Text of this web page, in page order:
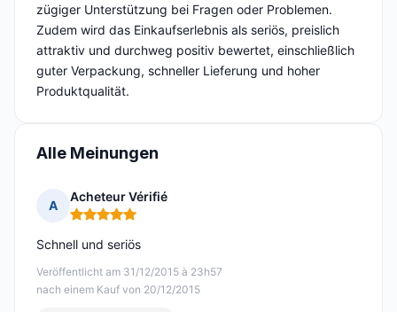
zügiger Unterstützung bei Fragen oder Problemen.
Zudem wird das Einkaufserlebnis als seriös, preislich
attraktiv und durchweg positiv bewertet, einschließlich
guter Verpackung, schneller Lieferung und hoher
Produktqualität.
Alle Meinungen
A
Acheteur Vérifié
Hinweis: 5 von 5
Veröffentlicht am 31/12/2015 à 23h57
nach einem Kauf von 20/12/2015
Schnell und seriös